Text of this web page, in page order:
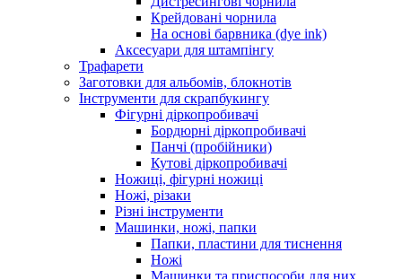
Крейдовані чорнила
На основі барвника (dye ink)
Аксесуари для штампінгу
Трафарети
Заготовки для альбомів, блокнотів
Інструменти для скрапбукингу
Фігурні діркопробивачі
Бордюрні діркопробивачі
Панчі (пробійники)
Кутові діркопробивачі
Ножиці, фігурні ножиці
Ножі, різаки
Різні інструменти
Машинки, ножі, папки
Папки, пластини для тиснення
Ножі
Машинки та приспособи для них